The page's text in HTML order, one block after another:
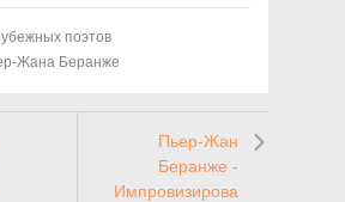
поэтов
Жана Беранже
Пьер-Жан
Беранже -
Импровизирова